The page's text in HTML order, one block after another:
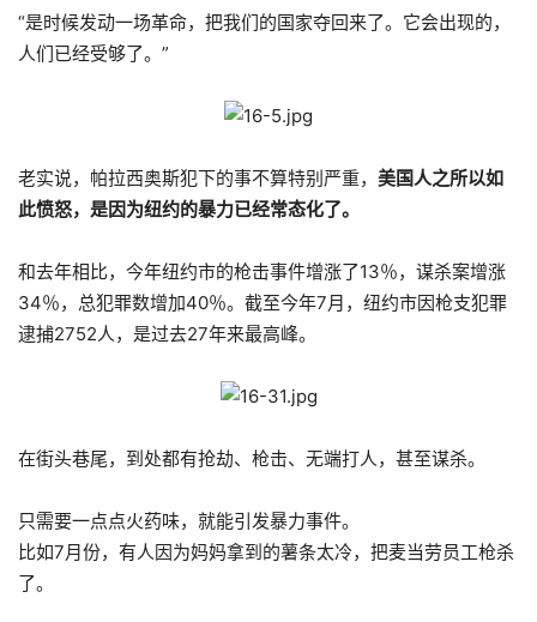
“是时候发动一场革命，把我们的国家夺回来了。它会出现的，
人们已经受够了。”
老实说，帕拉西奥斯犯下的事不算特别严重， 美国人之所以如
此愤怒，是因为纽约的暴力已经常态化了。
和去年相比，今年纽约市的枪击事件增涨了13％，谋杀案增涨
34％，总犯罪数增加40％。截至今年7月，纽约市因枪支犯罪
逮捕2752人，是过去27年来最高峰。
在街头巷尾，到处都有抢劫、枪击、无端打人，甚至谋杀。
只需要一点点火药味，就能引发暴力事件。
比如7月份，有人因为妈妈拿到的薯条太冷，把麦当劳员工枪杀
了。